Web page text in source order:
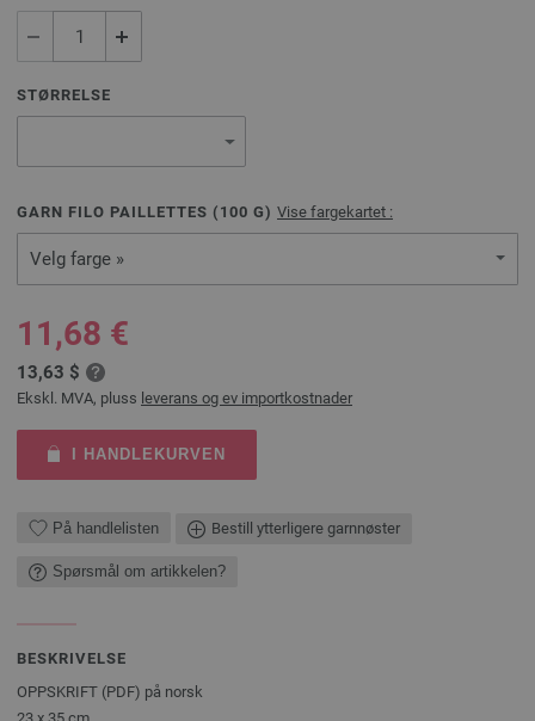
STØRRELSE
GARN FILO PAILLETTES ( 100 G) Vise fargekartet :
Velg farge »
11,68 €
13,63 $
Ekskl. MVA, pluss leverans og ev importkostnader
I HANDLEKURVEN
På handlelisten Bestill ytterligere garnnøster
Spørsmål om artikkelen?
BESKRIVELSE
OPPSKRIFT (PDF) på norsk
23 x 35 cm